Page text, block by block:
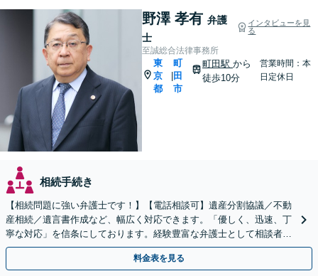
野澤 孝有 弁護
士
インタビューを見
る
至誠総合法律事務所
東
京
都
町
田
市
町田駅 から
徒歩10分
営業時間：本
日定休日
相続手続き
【相続問題に強い弁護士です！】【電話相談可】遺産分割協議／不動
産相続／遺言書作成など、幅広く対応できます。「優しく、迅速、丁
寧な対応」を信条にしております。経験豊富な弁護士として相談者様
のため全力を尽くします。お気軽にご相談ください。
料金表を見る